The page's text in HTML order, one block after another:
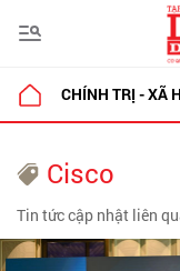
CHÍNH TRỊ - XÃ
Cisco
Tin tức cập nhật liên